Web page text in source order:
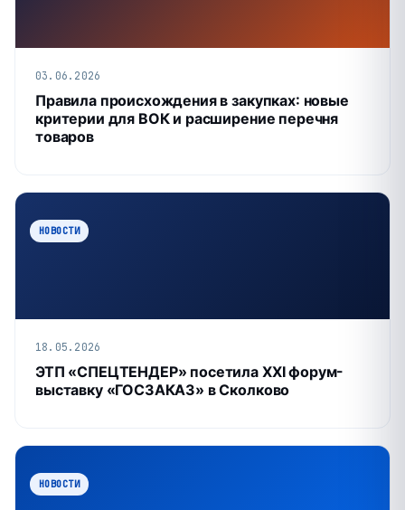
03.06.2026
Правила происхождения в закупках: новые
критерии для ВОК и расширение перечня
товаров
НОВОСТИ
18.05.2026
ЭТП «СПЕЦТЕНДЕР» посетила XXI форум-
выставку «ГОСЗАКАЗ» в Сколково
НОВОСТИ